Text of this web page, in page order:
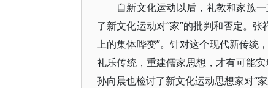
自新文化运动以后，礼教和家族
了新文化运动对“家”的批判和否定。
上的集体哗变”。针对这个现代新传统
礼乐传统，重建儒家思想，才有可能
孙向晨也检讨了新文化运动思想家对“